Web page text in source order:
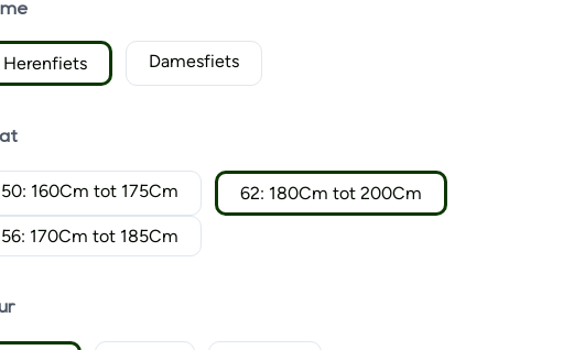
Herenfiets Damesfiets
50: 160Cm tot 175Cm 62: 180Cm tot 200Cm
56: 170Cm tot 185Cm